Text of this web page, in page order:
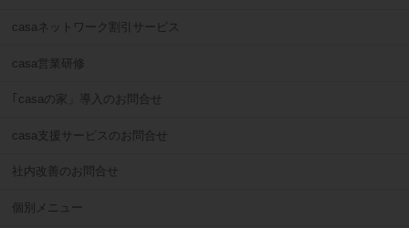
casaネットワーク割引サービス
casa営業研修
｢casaの家」導入のお問合せ
casa支援サービスのお問合せ
社内改善のお問合せ
個別メニュー